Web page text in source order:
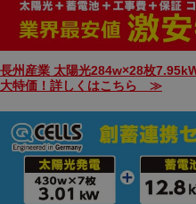
長州産業 太陽光284w×28枚
大特価！詳しくはこちら ≫